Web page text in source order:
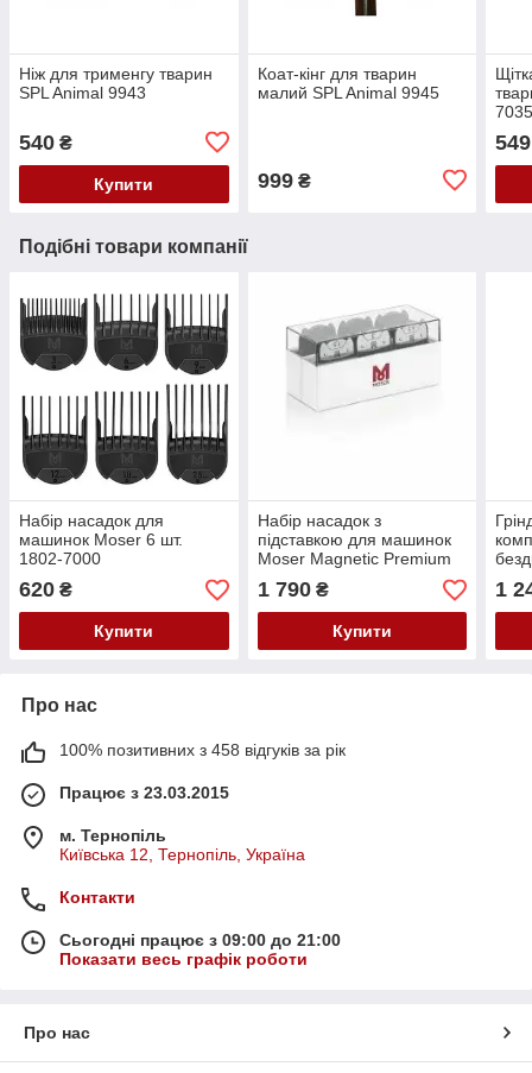
Ніж для трименгу тварин
SPL Animal 9943
540 ₴
Купити
Коат-кінг для тварин
малий SPL Animal 9945
999₴
549
Подібні товари компанії
Набір насадок для
машинок Moser 6 шт.
1802-7000
620 ₴
Купити
Набір насадок з
підставкою для машинок
Moser Magnetic Premium
Combs 6 шт. 1801-7000
1 790₴
Купити
1
Про нас
100% позитивних з 458 відгуків за рік
Працює з 23.03.2015
м. Тернопіль
Київська 12, Тернопіль, Україна
Контакти
Сьогодні працює з 09:00 до 21:00
Показати весь графік роботи
Про нас